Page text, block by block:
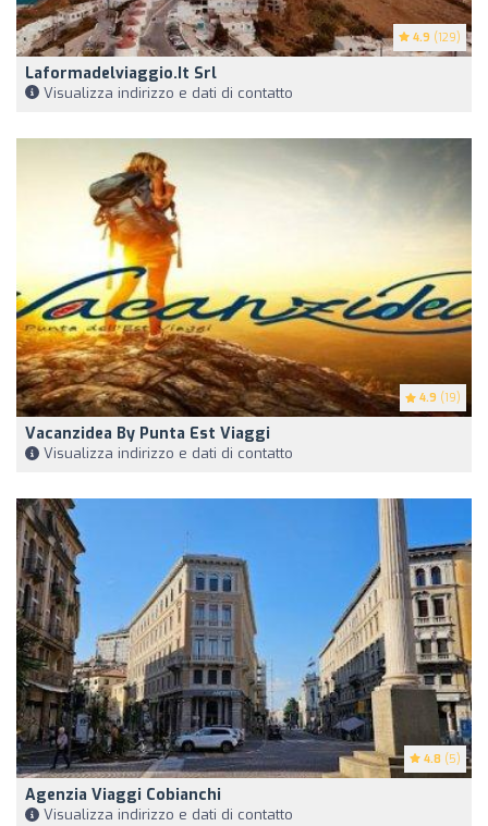
4.9 (129)
Laformadelviaggio.it Srl
Visualizza indirizzo e dati di contatto
4.9 (19)
Vacanzidea By Punta Est Viaggi
Visualizza indirizzo e dati di contatto
4.8 (5)
Agenzia Viaggi Cobianchi
Visualizza indirizzo e dati di contatto